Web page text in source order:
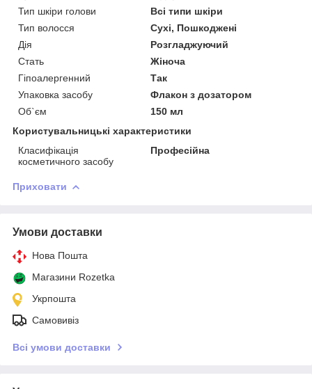
Тип шкіри голови
Всі типи шкіри
Тип волосся
Сухі, Пошкоджені
Дія
Розгладжуючий
Стать
Жіноча
Гіпоалергенний
Так
Упаковка засобу
Флакон з дозатором
Об`єм
150 мл
Користувальницькі характеристики
Класифікація
косметичного засобу
Професійна
Приховати
Умови доставки
Нова Пошта
Магазини Rozetka
Укрпошта
Самовивіз
Всі умови доставки